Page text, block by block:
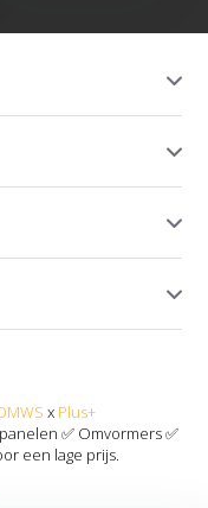
x Plus+
✅ Omvormers ✅
een lage prijs.